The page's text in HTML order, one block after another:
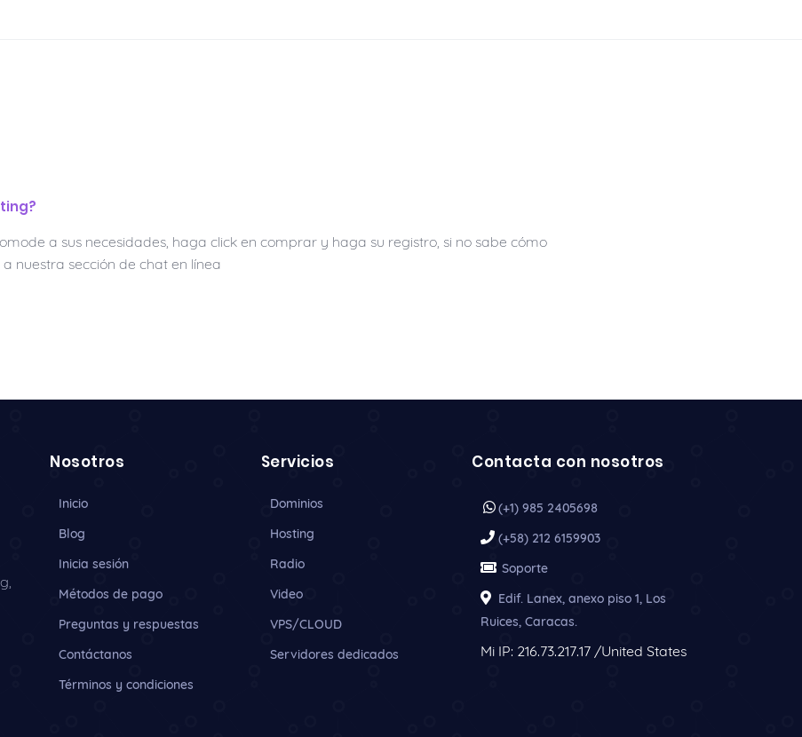
a sus necesidades, haga click en comprar y haga su registro, si no sabe cómo
nuestra sección de chat en línea
Nosotros
Inicio
Blog
Inicia sesión
Métodos de pago
Preguntas y respuestas
Contáctanos
Términos y condiciones
Servicios
Dominios
Hosting
Radio
Video
VPS/CLOUD
Servidores dedicados
Contacta con nosotros
(+1) 985 2405698
(+58) 212 6159903
Soporte
Edif. Lanex, anexo piso 1, Los
Ruices, Caracas.
Mi IP: 216.73.217.17 /United States